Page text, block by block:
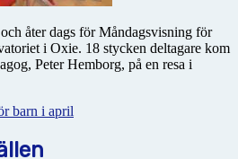
åter dags för Måndagsvisning för
i Oxie. 18 stycken deltagare kom
Peter Hemborg, på en resa i
barn i april